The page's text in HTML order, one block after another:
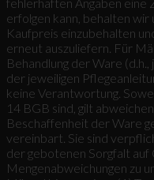
erfolgen kann, behalten wir
Kaufpreis einzubehalten
erneut auszuliefern. Für
Behandlung der Ware
der jeweiligen
keine Verantwortung.
14 BGB sind, gilt
Beschaffenheit der Ware
vereinbart. Sie sind
der gebotenen Sorgfalt auf
Mengenabweichungen zu